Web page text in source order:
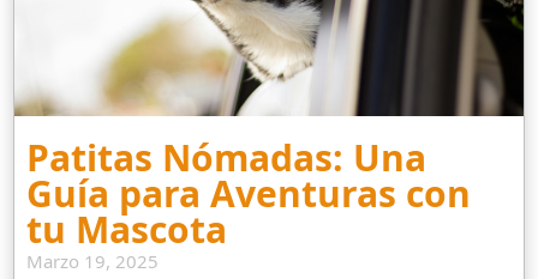
Patitas Nómadas: Una
Guía para Aventuras con
tu Mascota
Marzo 19, 2025